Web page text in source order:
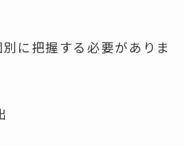
に把握する必要がありま